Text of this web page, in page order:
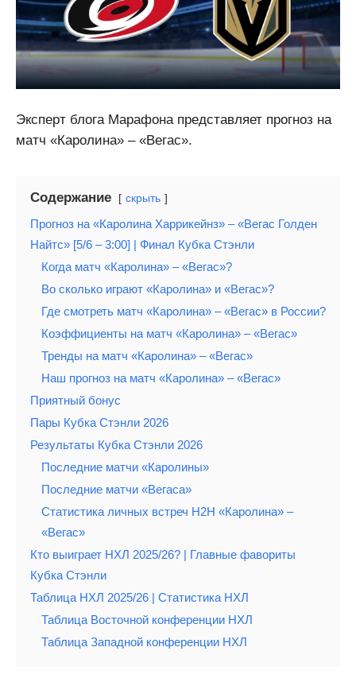
Эксперт блога Марафона представляет прогноз на
матч «Каролина» – «Вегас».
Содержание скрыть
Прогноз на «Каролина Харрикейнз» – «Вегас Голден
Найтс» [5/6 – 3:00] | Финал Кубка Стэнли
Когда матч «Каролина» – «Вегас»?
Во сколько играют «Каролина» и «Вегас»?
Где смотреть матч «Каролина» – «Вегас» в России?
Коэффициенты на матч «Каролина» – «Вегас»
Тренды на матч «Каролина» – «Вегас»
Наш прогноз на матч «Каролина» – «Вегас»
Приятный бонус
Пары Кубка Стэнли 2026
Результаты Кубка Стэнли 2026
Последние матчи «Каролины»
Последние матчи «Вегаса»
Статистика личных встреч H2H «Каролина» –
«Вегас»
Кто выиграет НХЛ 2025/26? | Главные фавориты
Кубка Стэнли
Таблица НХЛ 2025/26 | Статистика НХЛ
Таблица Восточной конференции НХЛ
Таблица Западной конференции НХЛ